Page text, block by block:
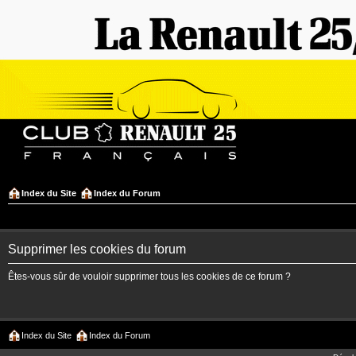
Index du Site Index du Forum
Supprimer les cookies du forum
Êtes-vous sûr de vouloir supprimer tous les cookies de ce forum ?
Index du Site Index du Forum